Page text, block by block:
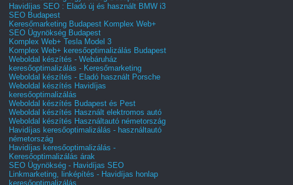
Havidíjas SEO : Eladó új és használt BMW i3
SEO Budapest
Keresőmarketing Budapest Komplex Web+
SEO Ügynökség Budapest
Komplex Web+ Tesla Model 3
Komplex Web+ keresőoptimalizálás Budapest
Weboldal készítés - Webáruház
keresőoptimalizálás - Keresőmarketing
Weboldal készítés - Eladó használt Porsche
Weboldal készítés Havidíjas
keresőoptimalizálás
Weboldal készítés Budapest és Pest
Weboldal készítés Használt elektromos autó
Weboldal készítés Használtautó németország
Havidíjas keresőoptimalizálás - használtautó
németország
Havidíjas keresőoptimalizálás -
Keresőoptimalizálás árak
SEO Ügynökség - Havidíjas SEO
Linkmarketing, linképítés - Havidíjas honlap
keresőoptimalizálás